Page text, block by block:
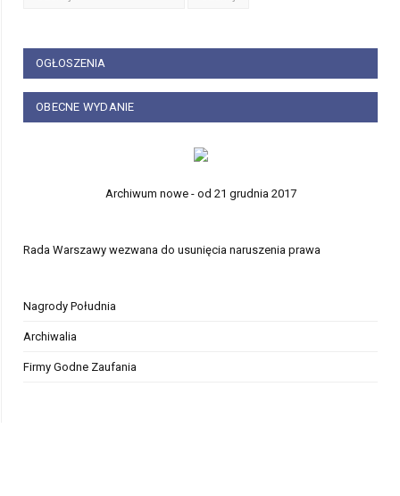
OGŁOSZENIA
OBECNE WYDANIE
Archiwum nowe - od 21 grudnia 2017
Rada Warszawy wezwana do usunięcia naruszenia prawa
Nagrody Południa
Archiwalia
Firmy Godne Zaufania